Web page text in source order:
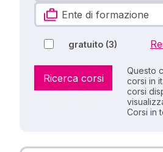
Ente di formazione
gratuito (3)
Ricerca corsi
Questo
corsi in
corsi
Corsi in